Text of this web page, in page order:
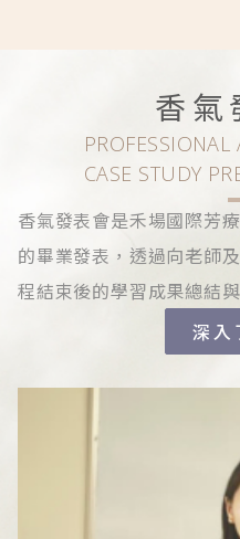
香氣
CASE STUDY
香氣發表會是禾場國際芳
的畢業發表，透過向老師
程結束後的學習成果總結
深入